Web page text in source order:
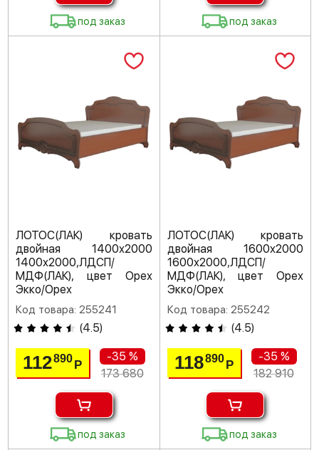
под заказ под заказ
ЛОТОС(ЛАК) кровать
двойная 1400х2000
1400х2000,ЛДСП/
МДФ(ЛАК), цвет Орех
Экко/Орех
Код товара: 255241
(4.5)
112890Р
-35 %
173 680
под заказ
ЛОТОС(ЛАК) кровать
двойная 1600х2000
1600х2000,ЛДСП/
МДФ(ЛАК), цвет Орех
Экко/Орех
Код товара: 255242
(4.5)
118890 Р
-35 %
182 910
под заказ